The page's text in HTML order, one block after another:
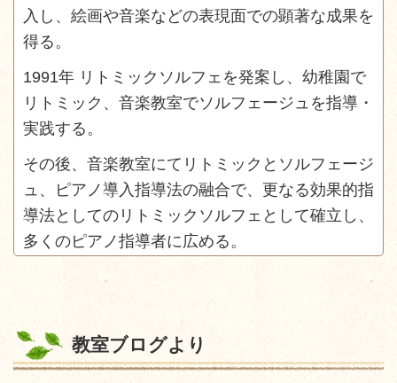
入し、絵画や音楽などの表現面での顕著な成果を
得る。
1991年 リトミックソルフェを発案し、幼稚園で
リトミック、音楽教室でソルフェージュを指導・
実践する。
その後、音楽教室にてリトミックとソルフェージ
ュ、ピアノ導入指導法の融合で、更なる効果的指
導法としてのリトミックソルフェとして確立し、
多くのピアノ指導者に広める。
教室ブログより